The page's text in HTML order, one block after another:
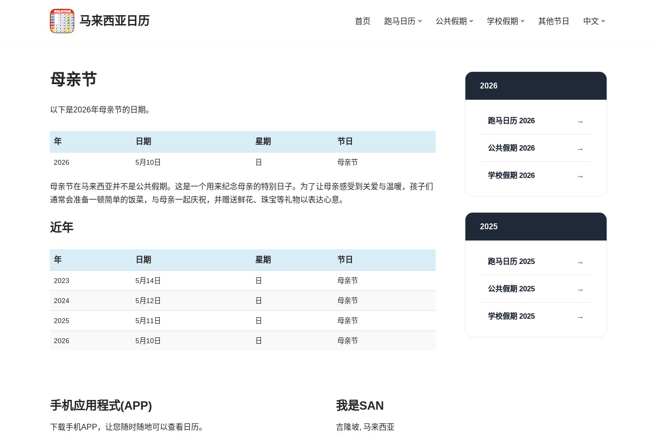
马来西亚日历 首页 跑马日历 公共假期 学校假期 其他节日 中文
母亲节
以下是2026年母亲节的日期。
年 日期 星期 节日
2026 5月10日 日 母亲节
母亲节在马来西亚并不是公共假期。这是一个用来纪念母亲的特别日子。为了让母亲感受到关爱与温暖，孩子们
通常会准备一顿简单的饭菜，与母亲一起庆祝，并赠送鲜花、珠宝等礼物以表达心意。
近年
年 日期 星期 节日
2023 5月14日 日 母亲节
2024 5月12日 日 母亲节
2025 5月11日 日 母亲节
2026 5月10日 日 母亲节
2026
跑马日历 2026
公共假期 2026
学校假期 2026
2025
跑马日历 2025
公共假期 2025
学校假期 2025
手机应用程式(APP)
下载手机APP，让您随时随地可以查看日历。
我是SAN
吉隆坡, 马来西亚